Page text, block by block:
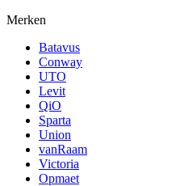
Merken
Batavus
Conway
UTO
Levit
QiO
Sparta
Union
vanRaam
Victoria
Opmaet